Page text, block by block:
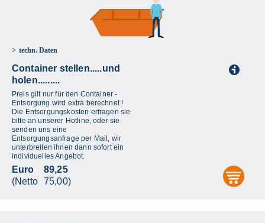
techn. Daten
Container stellen.....und
holen.........
Preis gilt nur für den Container -
Entsorgung wird extra berechnet !
Die Entsorgungskosten erfragen sie
bitte an unserer Hotline, oder sie
senden uns eine
Entsorgungsanfrage per Mail, wir
unterbreiten ihnen dann sofort ein
individuelles Angebot.
Euro
(Netto
89,25
75,00)